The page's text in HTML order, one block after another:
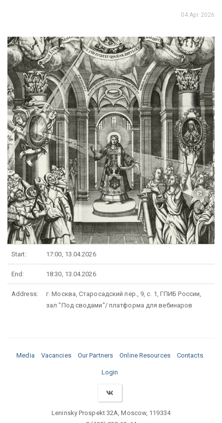
04 Apr 2026
Start: 17:00, 13.04.2026
End: 18:30, 13.04.2026
Address:
г. Москва, Старосадский пер., 9, с. 1, ГПИБ России,
зал "Под сводами"/ платформа для вебинаров
Media Vacancies Our Partners Online Resources Contacts
Login
Leninsky Prospekt 32A, Moscow, 119334